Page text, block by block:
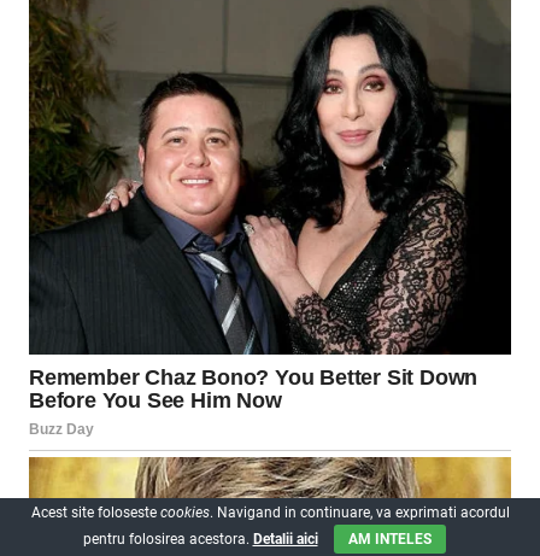
Acest site foloseste cookies. Navigand in continuare, va exprimati acordul
pentru folosirea acestora. Detalii aici AM INTELES